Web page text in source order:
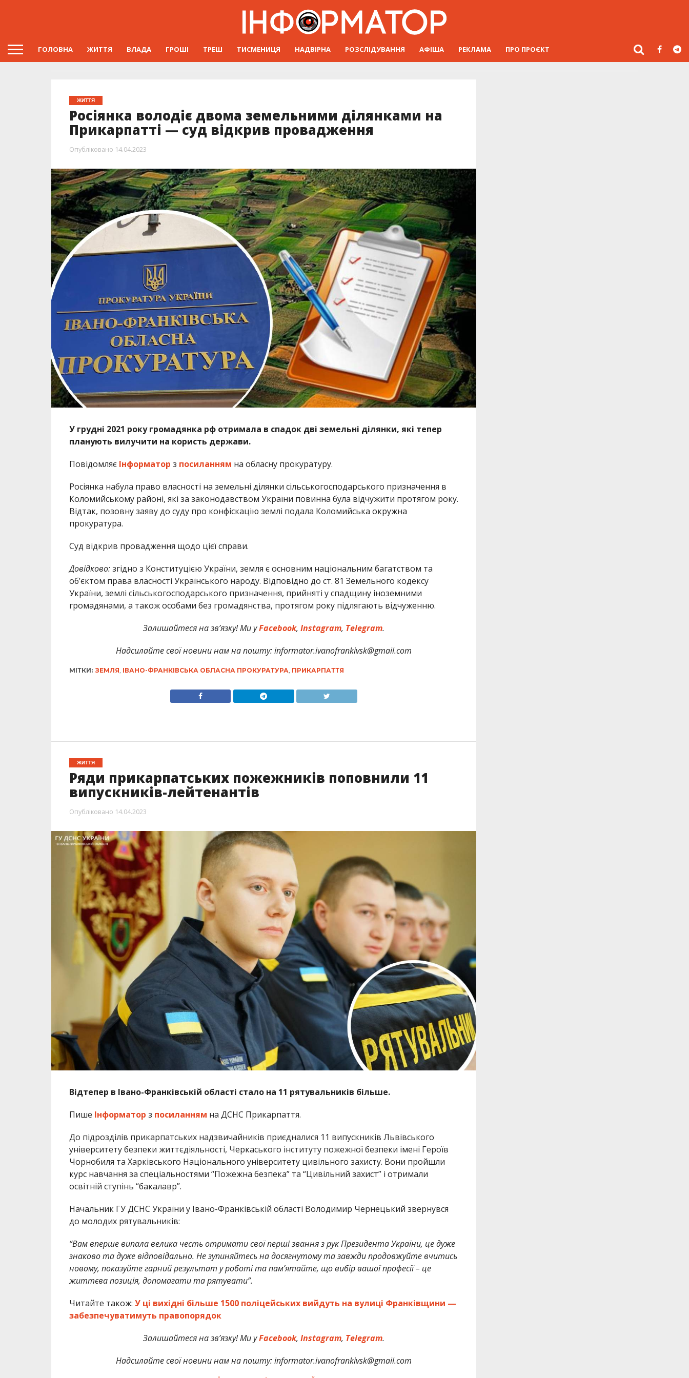
ГОЛОВНА ЖИТТЯ ВЛАДА ГРОШІ ТРЕШ ТИСМЕНИЦЯ НАДВІРНА РОЗСЛІДУВАННЯ АФІША РЕКЛАМА ПРО ПРОЄКТ
ЖИТТЯ
Росіянка володіє двома земельними ділянками на
Прикарпатті — суд відкрив провадження
Опубліковано 14.04.2023
У грудні 2021 року громадянка рф отримала в спадок дві земельні ділянки, які тепер
планують вилучити на користь держави.
Повідомляє Інформатор з посиланням на обласну прокуратуру.
Росіянка набула право власності на земельні ділянки сільськогосподарського призначення в
Коломийському районі, які за законодавством України повинна була відчужити протягом року.
Відтак, позовну заяву до суду про конфіскацію землі подала Коломийська окружна
прокуратура.
Суд відкрив провадження щодо цієї справи.
Довідково:згідно з Конституцією України, земля є основним національним багатством та
об’єктом права власності Українського народу. Відповідно до ст. 81 Земельного кодексу
України, землі сільськогосподарського призначення, прийняті у спадщину іноземними
громадянами, а також особами без громадянства, протягом року підлягають відчуженню.
Залишайтеся на зв’язку! Ми уFacebook, Instagram, Telegram.
Надсилайте свої новини нам на пошту: informator.ivanofrankivsk@gmail.com
МІТКИ: ЗЕМЛЯ, ІВАНО-ФРАНКІВСЬКА ОБЛАСНА ПРОКУРАТУРА, ПРИКАРПАТТЯ
ЖИТТЯ
Ряди прикарпатських пожежників поповнили 11
випускників-лейтенантів
Опубліковано 14.04.2023
Відтепер в Івано-Франківській області стало на 11 рятувальників більше.
Пише Інформатор з посиланням на ДСНС Прикарпаття.
До підрозділів прикарпатських надзвичайників приєдналися 11 випускників Львівського
університету безпеки життєдіяльності, Черкаського інституту пожежної безпеки імені Героїв
Чорнобиля та Харківського Національного університету цивільного захисту. Вони пройшли
курс навчання за спеціальностями “Пожежна безпека” та “Цивільний захист” і отримали
освітній ступінь “бакалавр”.
Начальник ГУ ДСНС України у Івано-Франківській області Володимир Чернецький звернувся
до молодих рятувальників:
“Вам вперше випала велика честь отримати свої перші звання з рук Президента України, це дуже
знаково та дуже відповідально. Не зупиняйтесь на досягнутому та завжди продовжуйте вчитись
новому, показуйте гарний результат у роботі та пам’ятайте, що вибір вашої професії – це
життєва позиція, допомагати та рятувати”.
Читайте також: У ці вихідні більше 1500 поліцейських вийдуть на вулиці Франківщини —
забезпечуватимуть правопорядок
Залишайтеся на зв’язку! Ми уFacebook, Instagram, Telegram.
Надсилайте свої новини нам на пошту: informator.ivanofrankivsk@gmail.com